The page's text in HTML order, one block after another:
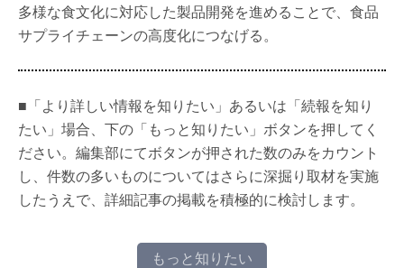
多様な食文化に対応した製品開発を進めることで、食品
サプライチェーンの高度化につなげる。
■「より詳しい情報を知りたい」あるいは「続報を知り
たい」場合、下の「もっと知りたい」ボタンを押してく
ださい。編集部にてボタンが押された数のみをカウント
し、件数の多いものについてはさらに深掘り取材を実施
したうえで、詳細記事の掲載を積極的に検討します。
もっと知りたい